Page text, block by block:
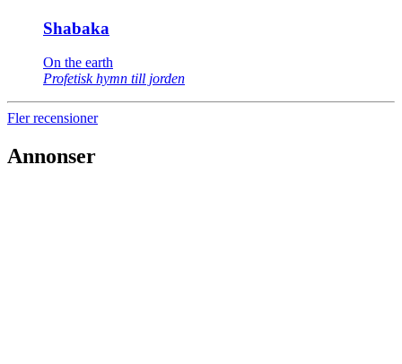
Shabaka
On the earth
Profetisk hymn till jorden
Fler recensioner
Annonser